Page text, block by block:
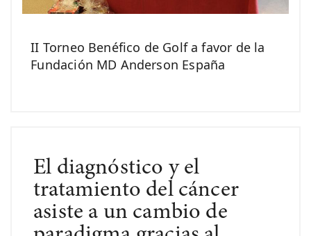
II Torneo Benéfico de Golf a favor de la
Fundación MD Anderson España
El diagnóstico y el
tratamiento del cáncer
asiste a un cambio de